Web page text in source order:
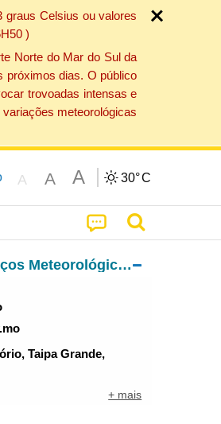
graus Celsius ou valores
)
Norte do Mar do Sul da
próximos dias. O público
trovoadas intensas e
meteorológicas
A A A 30°C
Direcção dos Serviços Meteorológicos e Geofísicos
Taipa Grande,
+ mais